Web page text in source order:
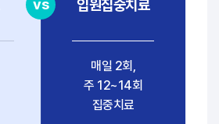
vs 입원집중치료
매일 2회,
주 12~14회
집중치료